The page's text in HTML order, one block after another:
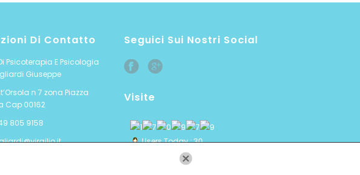
Di Contatto
Psicoterapia E Psicologia
Giuseppe
n 7 zona Piazza
Cap 00162
805 9158
Seguici Sui Nostri Social
Visite
Users Today : 30
Users Yesterday : 61